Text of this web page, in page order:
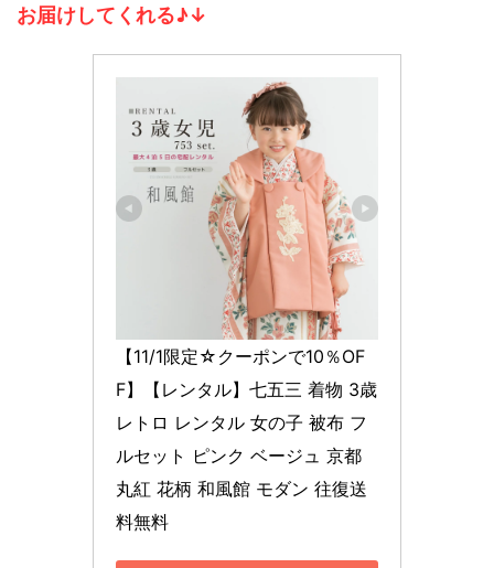
お届けしてくれる♪↓
【11/1限定☆クーポンで10％OF
F】【レンタル】七五三 着物 3歳
レトロ レンタル 女の子 被布 フ
ルセット ピンク ベージュ 京都
丸紅 花柄 和風館 モダン 往復送
料無料